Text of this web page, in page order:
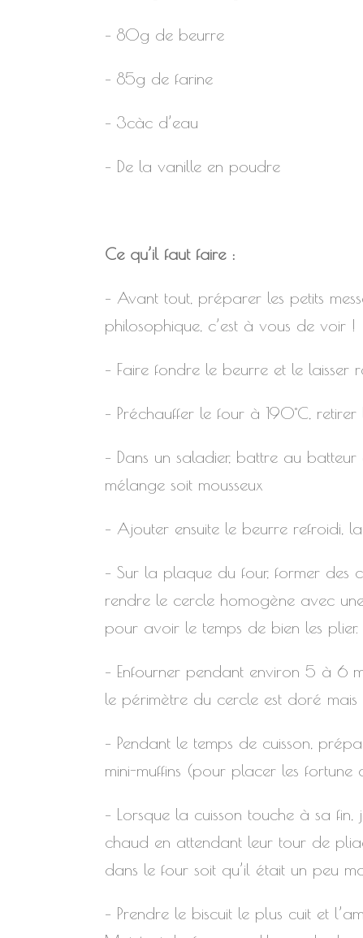
– 80g de beurre
– 85g de farine
– 3càc d’eau
– De la vanille en poudre
Ce qu’il faut faire :
– Avant tout, préparer les petits
philosophique, c’est à vous de voir !
– Faire fondre le beurre et le laisser
– Préchauffer le four à 190°C,
– Dans un saladier, battre au
mélange soit mousseux
– Ajouter ensuite le beurre refroidi,
– Sur la plaque du four, former des
rendre le cercle homogène avec
pour avoir le temps de bien les plier.
– Enfourner pendant environ 5 à 6
le périmètre du cercle est doré
– Pendant le temps de cuisson,
mini-muffins (pour placer les fortune
– Lorsque la cuisson touche à sa
chaud en attendant leur tour de
dans le four soit qu’il était un peu
– Prendre le biscuit le plus cuit et